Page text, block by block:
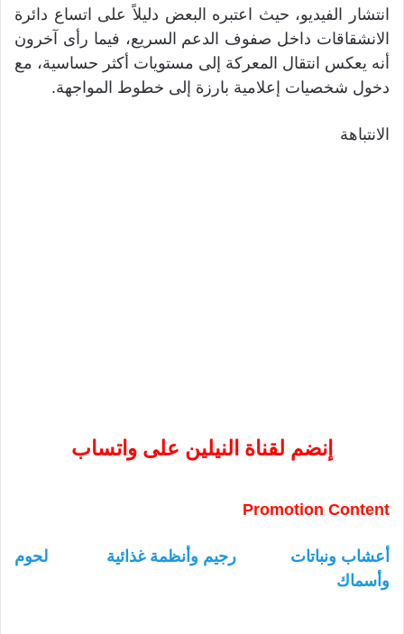
انتشار الفيديو، حيث اعتبره البعض دليلاً على اتساع دائرة
الانشقاقات داخل صفوف الدعم السريع، فيما رأى آخرون
أنه يعكس انتقال المعركة إلى مستويات أكثر حساسية، مع
دخول شخصيات إعلامية بارزة إلى خطوط المواجهة.
الانتباهة
إنضم لقناة النيلين على واتساب
Promotion Content
أعشاب ونباتات رجيم وأنظمة غذائية
لحوم
وأسماك